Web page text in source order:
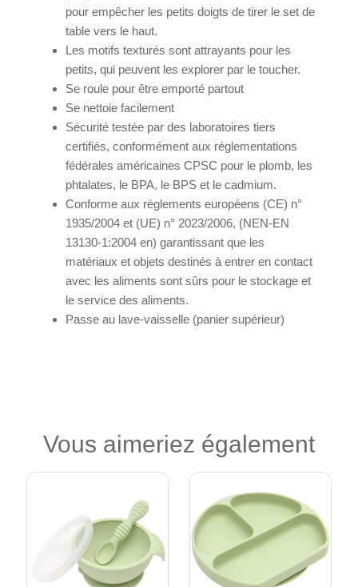
pour empêcher les petits doigts de tirer le set de
table vers le haut.
Les motifs texturés sont attrayants pour les
petits, qui peuvent les explorer par le toucher.
Se roule pour être emporté partout
Se nettoie facilement
Sécurité testée par des laboratoires tiers
certifiés, conformément aux réglementations
fédérales américaines CPSC pour le plomb, les
phtalates, le BPA, le BPS et le cadmium.
Conforme aux règlements européens (CE) n°
1935/2004 et (UE) n° 2023/2006, (NEN-EN
13130-1:2004 en) garantissant que les
matériaux et objets destinés à entrer en contact
avec les aliments sont sûrs pour le stockage et
le service des aliments.
Passe au lave-vaisselle (panier supérieur)
Vous aimeriez également